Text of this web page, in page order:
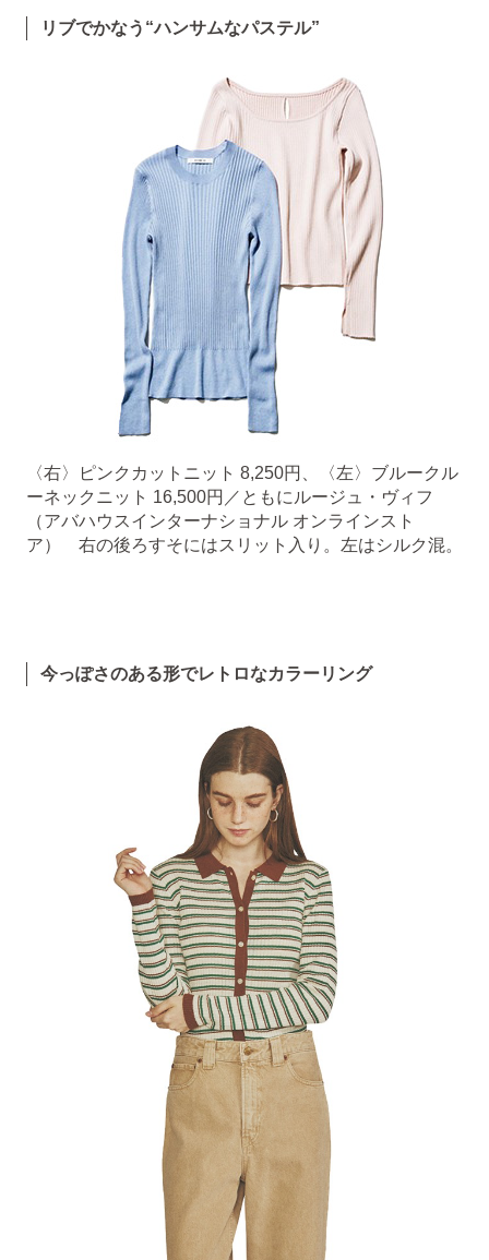
リブでかなう“ハンサムなパステル”
〈右〉ピンクカットニット 8,250円、〈左〉ブルークル
ーネックニット 16,500円／ともにルージュ・ヴィフ
（アバハウスインターナショナル オンラインスト
ア） 右の後ろすそにはスリット入り。左はシルク混。
今っぽさのある形でレトロなカラーリング